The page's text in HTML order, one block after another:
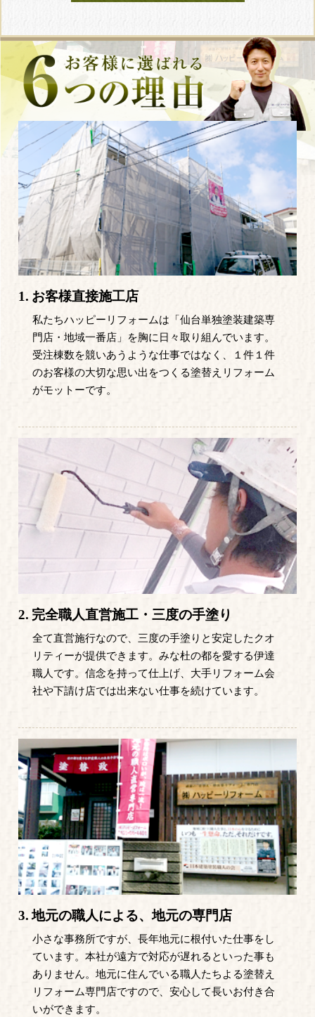
1. お客様直接施工店
私たちハッピーリフォームは「仙台単独塗装建築専
門店・地域一番店」を胸に日々取り組んでいます。
受注棟数を競いあうような仕事ではなく、１件１件
のお客様の大切な思い出をつくる塗替えリフォーム
がモットーです。
2. 完全職人直営施工・三度の手塗り
全て直営施行なので、三度の手塗りと安定したクオ
リティーが提供できます。みな杜の都を愛する伊達
職人です。信念を持って仕上げ、大手リフォーム会
社や下請け店では出来ない仕事を続けています。
3. 地元の職人による、地元の専門店
小さな事務所ですが、長年地元に根付いた仕事をし
ています。本社が遠方で対応が遅れるといった事も
ありません。地元に住んでいる職人たちよる塗替え
リフォーム専門店ですので、安心して長いお付き合
いができます。